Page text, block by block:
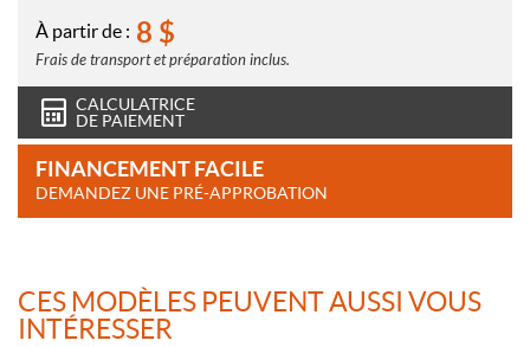
À partir de : 8 $
Frais de transport et préparation inclus.
CALCULATRICE
DE PAIEMENT
FINANCEMENT FACILE
DEMANDEZ UNE PRÉ-APPROBATION
CES MODÈLES PEUVENT AUSSI VOUS
INTÉRESSER